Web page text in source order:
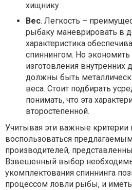
хищнику.
Вес. Легкость –
рыбаку маневрировать в
характеристика
спиннингом. Но экономить
изготовления внутренних
должны быть
веса. Стоит подбирать
понимать, что эта
второстепенной.
Учитывая эти важные критерии
воспользоваться
производителей,
Взвешенный выбор
укомплектования спиннинга
процессом ловли рыбы, и